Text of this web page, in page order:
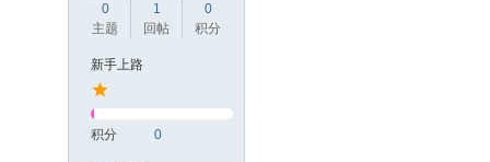
0
主题
1
回帖
0
积分
新手上路
积分 0